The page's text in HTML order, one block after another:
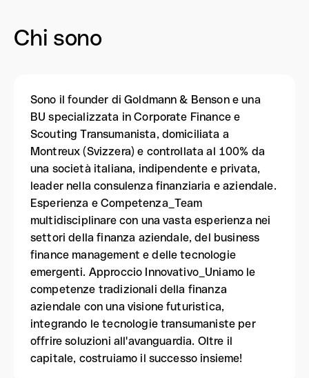
Chi sono
Sono il founder di Goldmann & Benson e una
BU specializzata in Corporate Finance e
Scouting Transumanista, domiciliata a
Montreux (Svizzera) e controllata al 100% da
una società italiana, indipendente e privata,
leader nella consulenza finanziaria e aziendale.
Esperienza e Competenza_Team
multidisciplinare con una vasta esperienza nei
settori della finanza aziendale, del business
finance management e delle tecnologie
emergenti. Approccio Innovativo_Uniamo le
competenze tradizionali della finanza
aziendale con una visione futuristica,
integrando le tecnologie transumaniste per
offrire soluzioni all'avanguardia. Oltre il
capitale, costruiamo il successo insieme!